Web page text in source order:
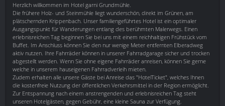
Herzlich willkommen im Hotel garni Grundmühle.
Die frühere Holz- und Steinmühle liegt wunderschön, direkt im Grünen, am
plätschernden Krippenbach. Unser familiengeführtes Hotel ist ein optimaler
Ausgangspunkt für Wanderungen entlang des berühmten Malerwegs. Einen
erlebnisreichen Tag beginnen Sie bei uns mit einem reichhaltigen Frühstück vom
Buffet. Im Anschluss können Sie den nur wenige Meter entfernten Elberadweg
aktiv nutzen. Ihre Fahrräder können in unserer Fahrradgarage sicher und trocken
abgestellt werden. Wenn Sie ohne eigene Fahrräder anreisen, können Sie gerne
welche in unserem hauseigenen Fahrradverleih mieten.
Zudem erhalten alle unsere Gäste bei Anreise das "HotelTicket", welches Ihnen
die kostenfreie Nutzung der öffentlichen Verkehrsmittel in der Region ermöglicht.
Zur Entspannung nach einem anstrengenden und erlebnisreichen Tag steht
unseren Hotelgästen, gegen Gebühr, eine kleine Sauna zur Verfügung.